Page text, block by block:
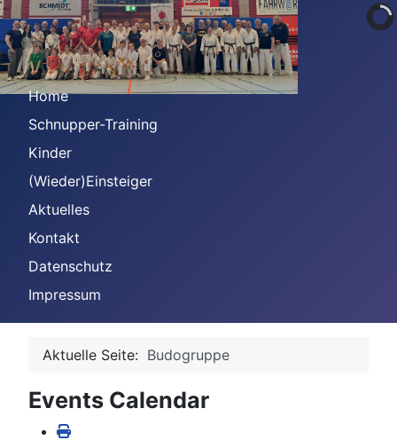
Home
Schnupper-Training
Kinder
(Wieder)Einsteiger
Aktuelles
Kontakt
Datenschutz
Impressum
Aktuelle Seite: Budogruppe
Events Calendar